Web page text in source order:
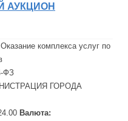
АУКЦИОН
Оказание комплекса услуг по
ФЗ
ГОРОДА
Валюта: